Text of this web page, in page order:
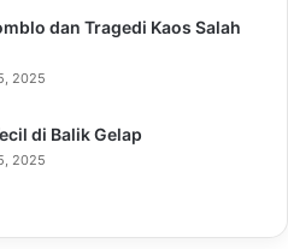
dan Tragedi Kaos Salah
2025
di Balik Gelap
2025